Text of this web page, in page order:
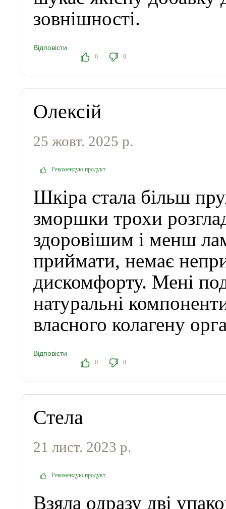
зовнішності.
Відповісти
0 0
Олексій
25 жовт. 2025 р.
Рекомендую продукт
Шкіра стала більш
зморшки трохи
здоровішим і менш
приймати, немає
дискомфорту. Мені
натуральні
власного колагену
Відповісти
0 0
Стела
21 лист. 2023 р.
Рекомендую продукт
Взяла одразу дві